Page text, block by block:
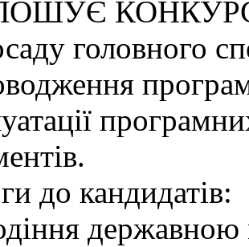
головного
до кандидатів: